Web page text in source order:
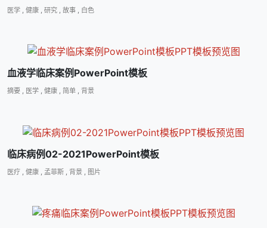
医学 健康 研究 故事 白色
血液学临床案例PowerPoint模板
摘要 , 医学 , 健康 , 简单 , 背景
临床病例02-2021PowerPoint模板
医疗 健康 孟菲斯 背景 图片